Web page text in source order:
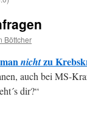
Böttcher
nichtzu
auch bei MS-
dir?“